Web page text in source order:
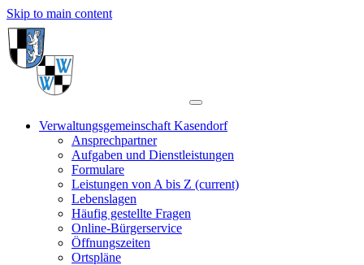
Skip to main content
Verwaltungsgemeinschaft Kasendorf
Ansprechpartner
Aufgaben und Dienstleistungen
Formulare
Leistungen von A bis Z (current)
Lebenslagen
Häufig gestellte Fragen
Online-Bürgerservice
Öffnungszeiten
Ortspläne